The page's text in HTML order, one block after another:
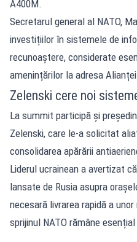
A400M.
Secretarul general al NATO,
investițiilor în sistemele de
recunoaștere, considerate
amenințărilor la adresa
Zelenski cere noi
La summit participă și
Zelenski, care le-a solicitat
consolidarea apărării
Liderul ucrainean a avertizat
lansate de Rusia asupra
necesară livrarea rapidă a
sprijinul NATO rămâne